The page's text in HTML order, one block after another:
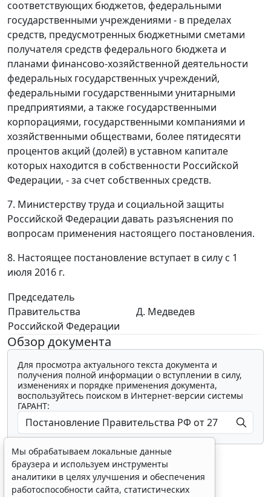
соответствующих бюджетов, федеральными
государственными учреждениями - в пределах
средств, предусмотренных бюджетными сметами
получателя средств федерального бюджета и
планами финансово-хозяйственной деятельности
федеральных государственных учреждений,
федеральными государственными унитарными
предприятиями, а также государственными
корпорациями, государственными компаниями и
хозяйственными обществами, более пятидесяти
процентов акций (долей) в уставном капитале
которых находится в собственности Российской
Федерации, - за счет собственных средств.
7. Министерству труда и социальной защиты
Российской Федерации давать разъяснения по
вопросам применения настоящего постановления.
8. Настоящее постановление вступает в силу с 1
июля 2016 г.
Председатель
Правительства
Российской Федерации
Д. Медведев
Обзор документа
Для просмотра актуального текста документа и
получения полной информации о вступлении в силу,
изменениях и порядке применения документа,
воспользуйтесь поиском в Интернет-версии системы
ГАРАНТ:
Мы обрабатываем локальные данные
браузера и используем инструменты
аналитики в целях улучшения и обеспечения
работоспособности сайта, статистических